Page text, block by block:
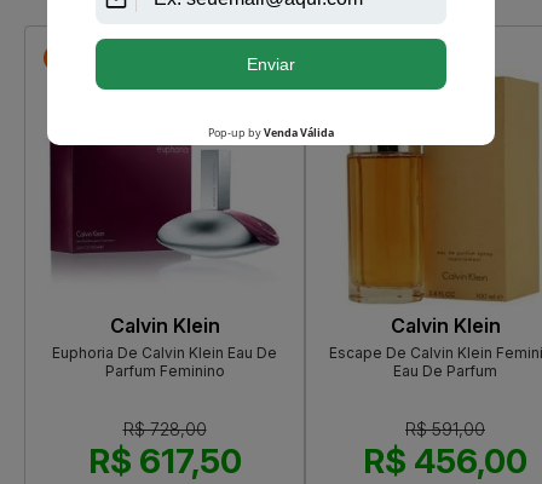
Calvin Klein
Euphoria De Calvin Klein Eau De
Parfum Feminino
R$ 728,00
R$ 617,50
Calvin Klein
Escape De Calvin Klein
Eau De Parfum
R$ 591,00
R$ 456,00